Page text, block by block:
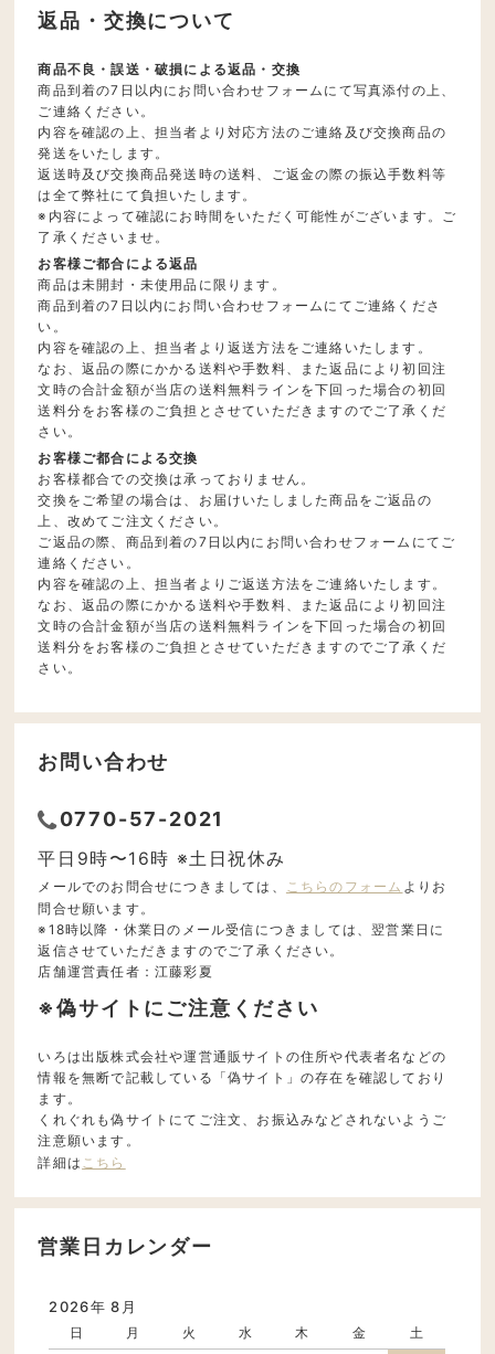
返品・交換について
商品不良・誤送・破損による返品・交換
商品到着の7日以内にお問い合わせフォームにて写真添付の上、
ご連絡ください。
内容を確認の上、担当者より対応方法のご連絡及び交換商品の
発送をいたします。
返送時及び交換商品発送時の送料、ご返金の際の振込手数料等
は全て弊社にて負担いたします。
※内容によって確認にお時間をいただく可能性がございます。ご
了承くださいませ。
お客様ご都合による返品
商品は未開封・未使用品に限ります。
商品到着の7日以内にお問い合わせフォームにてご連絡くださ
い。
内容を確認の上、担当者より返送方法をご連絡いたします。
なお、返品の際にかかる送料や手数料、また返品により初回注
文時の合計金額が当店の送料無料ラインを下回った場合の初回
送料分をお客様のご負担とさせていただきますのでご了承くだ
さい。
お客様ご都合による交換
お客様都合での交換は承っておりません。
交換をご希望の場合は、お届けいたしました商品をご返品の
上、改めてご注文ください。
ご返品の際、商品到着の7日以内にお問い合わせフォームにてご
連絡ください。
内容を確認の上、担当者よりご返送方法をご連絡いたします。
なお、返品の際にかかる送料や手数料、また返品により初回注
文時の合計金額が当店の送料無料ラインを下回った場合の初回
送料分をお客様のご負担とさせていただきますのでご了承くだ
さい。
お問い合わせ
0770-57-2021
平日9時〜16時 ※土日祝休み
メールでのお問合せにつきましては、 こちらのフォーム よりお
問合せ願います。
※18時以降・休業日のメール受信につきましては、翌営業日に
返信させていただきますのでご了承ください。
店舗運営責任者：江藤彩夏
※偽サイトにご注意ください
いろは出版株式会社や運営通販サイトの住所や代表者名などの
情報を無断で記載している「偽サイト」の存在を確認しており
ます。
くれぐれも偽サイトにてご注文、お振込みなどされないようご
注意願います。
詳細は こちら
営業日カレンダー
2026年 8月
日 月 火 水 木 金
土